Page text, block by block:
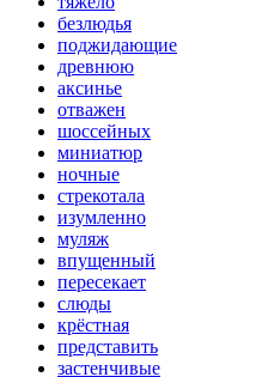
безлюдья
поджидающие
древнюю
аксинье
отважен
шоссейных
миниатюр
ночные
стрекотала
изумленно
муляж
впущенный
пересекает
слюды
крёстная
представить
застенчивые